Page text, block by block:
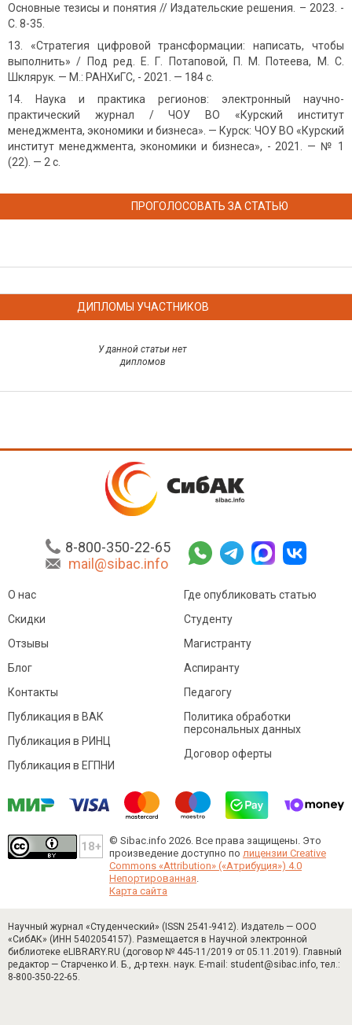
Основные тезисы и понятия // Издательские решения. – 2023. -
С. 8-35.
«Стратегия цифровой трансформации: написать, чтобы
выполнить» / Под ред. Е. Г. Потаповой, П. М. Потеева, М. С.
Шклярук. — М.: РАНХиГС, - 2021. — 184 с.
Наука и практика регионов: электронный научно-
практический журнал / ЧОУ ВО «Курский институт
менеджмента, экономики и бизнеса». — Курск: ЧОУ ВО «Курский
институт менеджмента, экономики и бизнеса», - 2021. — № 1
(22). — 2 с.
ПРОГОЛОСОВАТЬ ЗА СТАТЬЮ
ДИПЛОМЫ УЧАСТНИКОВ
У данной статьи нет
дипломов
8-800-350-22-65
mail@sibac.info
О нас
Скидки
Отзывы
Блог
Контакты
Где опубликовать статью
Студенту
Магистранту
Аспиранту
Педагогу
Публикация в ВАК
Публикация в РИНЦ
Публикация в ЕГПНИ
Политика обработки
персональных данных
Договор оферты
© Sibac.info 2026. Все права защищены. Это
произведение доступно по лицензии Creative
Commons «Attribution» («Атрибуция») 4.0
Непортированная.
Карта сайта
Научный журнал «Студенческий» (ISSN 2541-9412). Издатель — ООО
«СибАК» (ИНН 5402054157). Размещается в Научной электронной
библиотеке eLIBRARY.RU (договор № 445-11/2019 от 05.11.2019). Главный
редактор — Старченко И. Б., д-р техн. наук. E-mail: student@sibac.info, тел.:
8-800-350-22-65.